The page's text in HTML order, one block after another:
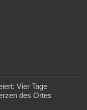
Vier Tage
des Ortes